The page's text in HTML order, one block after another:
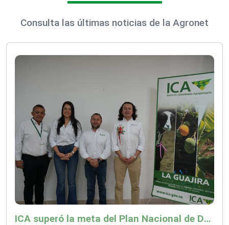
Consulta las últimas noticias de la Agronet
ICA superó la meta del Plan Nacional de Desarrollo y abrió 61 mercados internacionales